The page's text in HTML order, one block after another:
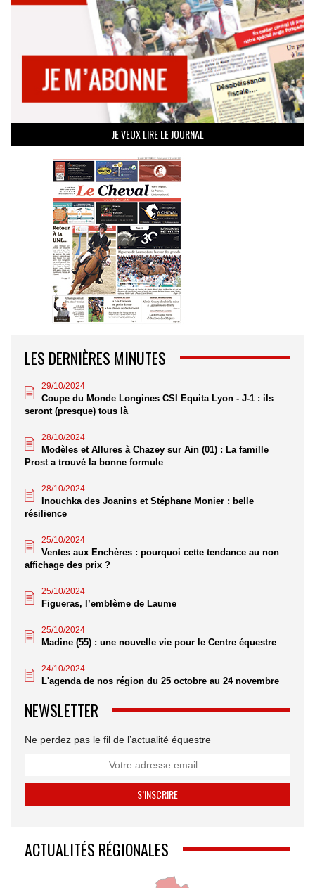
JE VEUX LIRE LE JOURNAL
LES DERNIÈRES MINUTES
29/10/2024
Coupe du Monde Longines CSI Equita Lyon - J-1 : ils
seront (presque) tous là
28/10/2024
Modèles et Allures à Chazey sur Ain (01) : La famille
Prost a trouvé la bonne formule
28/10/2024
Inouchka des Joanins et Stéphane Monier : belle
résilience
25/10/2024
Ventes aux Enchères : pourquoi cette tendance au non
affichage des prix ?
25/10/2024
Figueras, l’emblème de Laume
25/10/2024
Madine (55) : une nouvelle vie pour le Centre équestre
24/10/2024
L'agenda de nos région du 25 octobre au 24 novembre
NEWSLETTER
Ne perdez pas le fil de l’actualité équestre
ACTUALITÉS RÉGIONALES